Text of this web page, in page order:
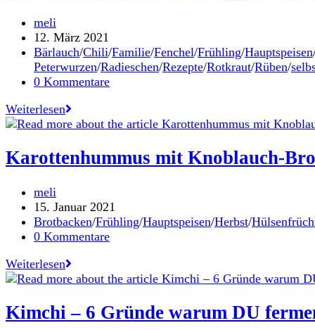
Beitrags-
Autor:
meli
Beitrag
veröffentlicht:
12. März 2021
Beitrags-
Kategorie:
Bärlauch/Chili/Familie/Fenchel/Frühling/Hauptspeisen
Peterwurzen/Radieschen/Rezepte/Rotkraut/Rüben/
Beitrags-
0 Kommentare
WeiterlesenBühne
frei
saisonale
Suppenwürze
Karottenhummus mit Knoblauch-
Beitrags-
Autor:
meli
Beitrag
veröffentlicht:
15. Januar 2021
Beitrags-
Kategorie:
Brotbacken/Frühling/Hauptspeisen/Herbst/
Beitrags-
0 Kommentare
WeiterlesenKarottenhummus
mit
Brotchips
mit
Kimchi – 6 Gründe warum DU